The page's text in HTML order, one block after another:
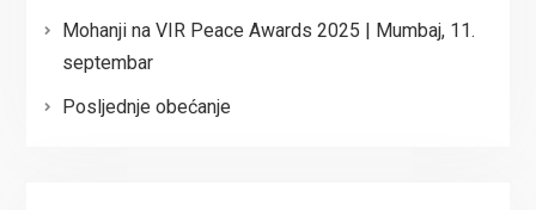
Mohanji na VIR Peace Awards 2025 | Mumbaj, 11.
septembar
Posljednje obećanje